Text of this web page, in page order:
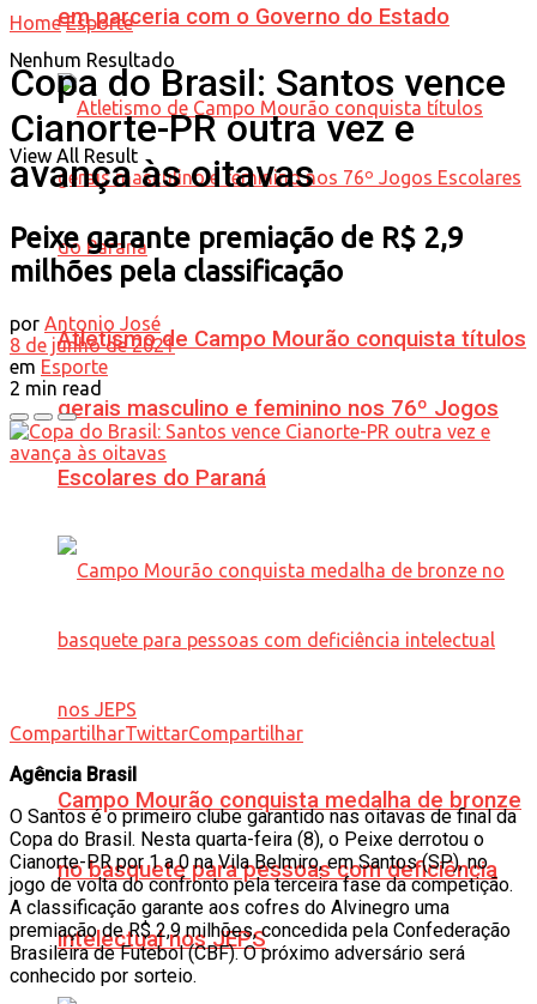
em parceria com o Governo do Estado
Atletismo de Campo Mourão conquista títulos
gerais masculino e feminino nos 76º Jogos
Escolares do Paraná
Campo Mourão conquista medalha de bronze
no basquete para pessoas com deficiência
intelectual nos JEPS
Nenhum Resultado
View All Result
Home Esporte
Copa do Brasil: Santos vence
Cianorte-PR outra vez e
avança às oitavas
Peixe garante premiação de R$ 2,9
milhões pela classificação
por Antonio José
8 de junho de 2021
em Esporte
2 min read
CompartilharTwittarCompartilhar
Agência Brasil
O Santos é o primeiro clube garantido nas oitavas de final da
Copa do Brasil. Nesta quarta-feira (8), o Peixe derrotou o
Cianorte-PR por 1 a 0 na Vila Belmiro, em Santos (SP), no
jogo de volta do confronto pela terceira fase da competição.
A classificação garante aos cofres do Alvinegro uma
premiação de R$ 2,9 milhões, concedida pela Confederação
Brasileira de Futebol (CBF). O próximo adversário será
conhecido por sorteio.